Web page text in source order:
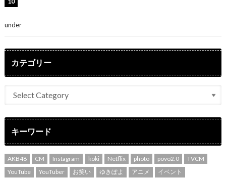
under
カテゴリー
キーワード
AKB48 CM Instagram koki Netflix photo povo2.0
TVCM
YouTube
YouTuber お笑い ゆきぽよ アニメ
イベント